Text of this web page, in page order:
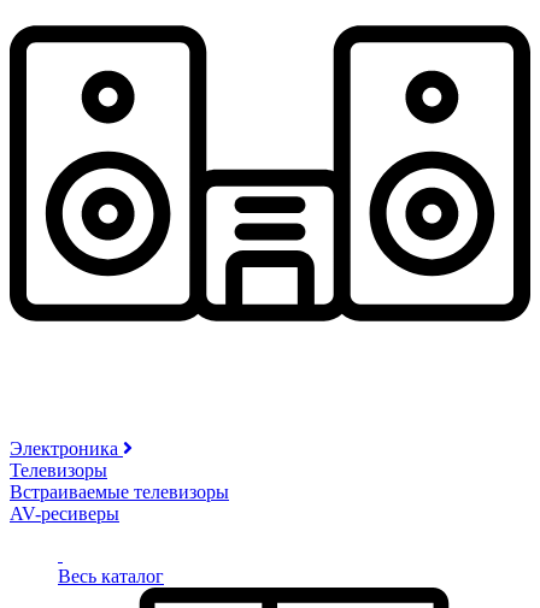
Электроника
Телевизоры
Встраиваемые телевизоры
AV-ресиверы
Весь каталог